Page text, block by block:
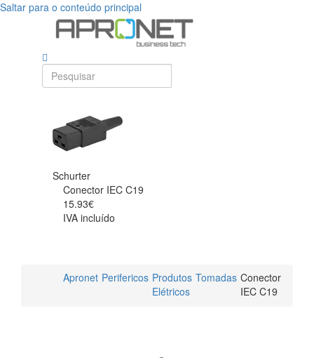
Saltar para o conteúdo principal
Schurter
Conector IEC C19
15.93€
IVA incluído
Apronet Perifericos Produtos
Elétricos
Tomadas Conector
IEC C19